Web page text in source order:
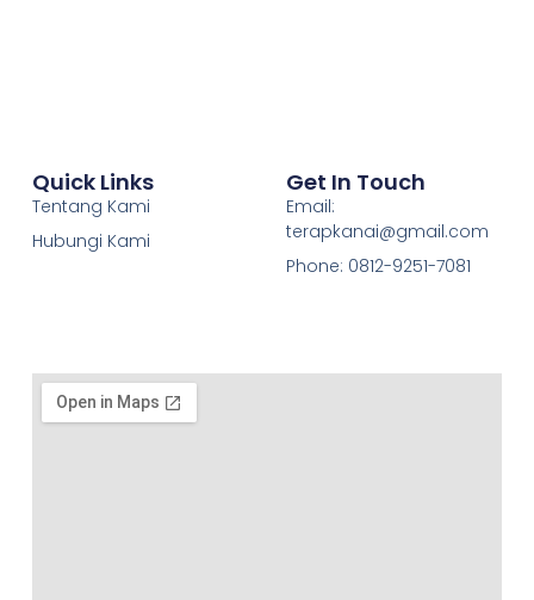
Quick Links
Tentang Kami
Hubungi Kami
Get In Touch
Email:
terapkanai@gmail.com
Phone: 0812-9251-7081